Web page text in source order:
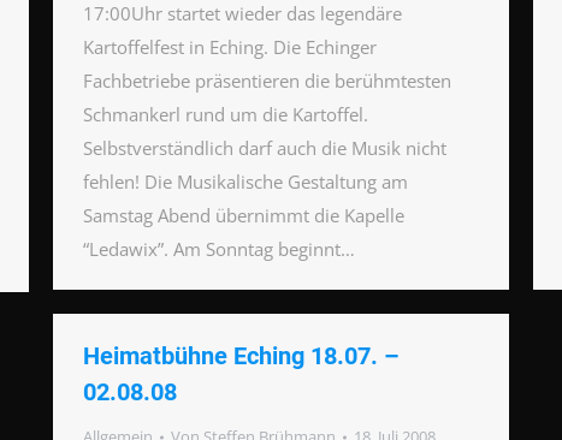
17:00Uhr startet wieder das legendäre
Kartoffelfest in Eching. Die Echinger
Fachbetriebe präsentieren die berühmtesten
Schmankerl rund um die Kartoffel.
Selbstverständlich darf auch die Musik nicht
fehlen! Die Musikalische Gestaltung am
Samstag Abend übernimmt die Kapelle
“Ledawix”. Am Sonntag beginnt…
Heimatbühne Eching 18.07. –
02.08.08